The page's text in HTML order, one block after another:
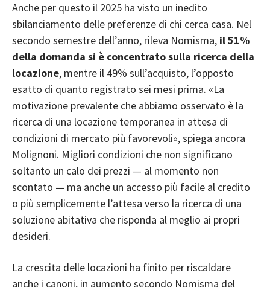
Anche per questo il 2025 ha visto un inedito
sbilanciamento delle preferenze di chi cerca casa. Nel
secondo semestre dell’anno, rileva Nomisma, il 51%
della domanda si è concentrato sulla ricerca della
locazione, mentre il 49% sull’acquisto, l’opposto
esatto di quanto registrato sei mesi prima. «La
motivazione prevalente che abbiamo osservato è la
ricerca di una locazione temporanea in attesa di
condizioni di mercato più favorevoli», spiega ancora
Molignoni. Migliori condizioni che non significano
soltanto un calo dei prezzi — al momento non
scontato — ma anche un accesso più facile al credito
o più semplicemente l’attesa verso la ricerca di una
soluzione abitativa che risponda al meglio ai propri
desideri.
La crescita delle locazioni ha finito per riscaldare
anche i canoni, in aumento secondo Nomisma del